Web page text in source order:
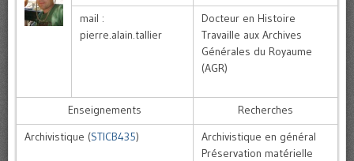
mail :
pierre.alain.tallier
Docteur en Histoire
Travaille aux Archives
Générales du Royaume
(AGR)
Enseignements
Recherches
Archivistique (STICB435)
Archivistique en général
Préservation matérielle